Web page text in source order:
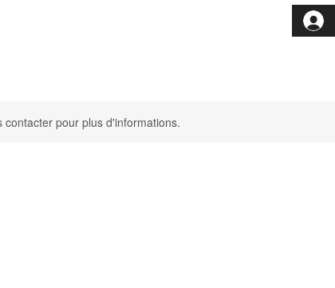
pour plus d'informations.